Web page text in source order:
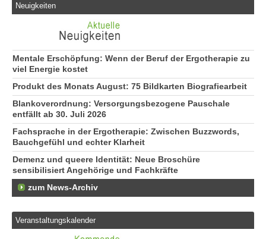
Neuigkeiten
Mentale Erschöpfung: Wenn der Beruf der Ergotherapie zu
viel Energie kostet
Produkt des Monats August: 75 Bildkarten Biografiearbeit
Blankoverordnung: Versorgungsbezogene Pauschale
entfällt ab 30. Juli 2026
Fachsprache in der Ergotherapie: Zwischen Buzzwords,
Bauchgefühl und echter Klarheit
Demenz und queere Identität: Neue Broschüre
sensibilisiert Angehörige und Fachkräfte
zum News-Archiv
Veranstaltungskalender